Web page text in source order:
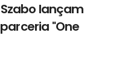
lançam
"One